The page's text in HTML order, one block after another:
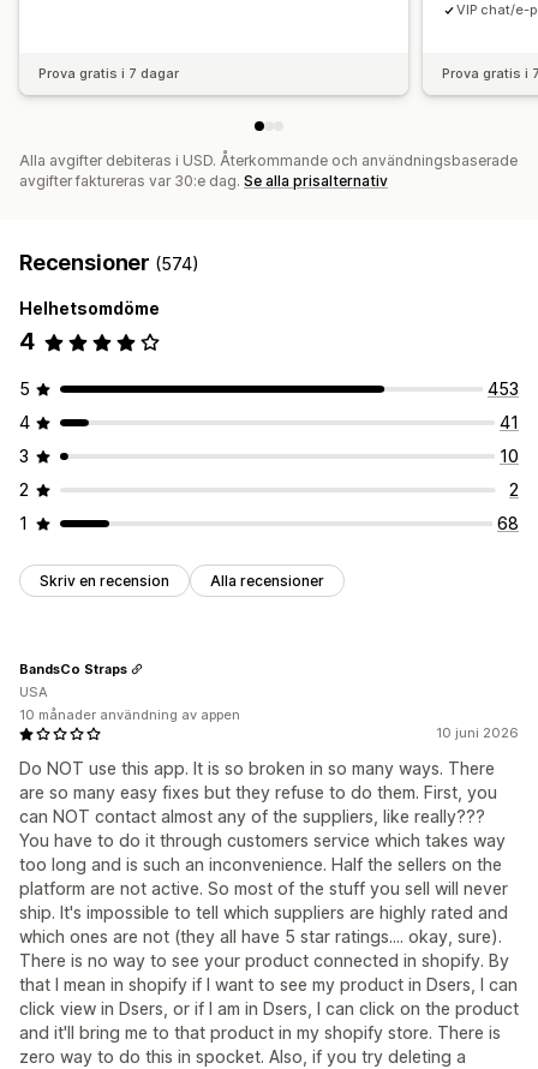
Prova gratis i 7 dagar
VIP chat/e-
Prova gratis i
Alla avgifter debiteras i USD. Återkommande och användningsbaserade
avgifter faktureras var 30:e dag. Se alla prisalternativ
Recensioner (574)
Helhetsomdöme
4
5
453
4
41
3
10
2
2
1
68
Skriv en recension Alla recensioner
10 juni 2026
Do NOT use this app. It is so broken in so many ways. There
are so many easy fixes but they refuse to do them. First, you
can NOT contact almost any of the suppliers, like really???
You have to do it through customers service which takes way
too long and is such an inconvenience. Half the sellers on the
platform are not active. So most of the stuff you sell will never
ship. It's impossible to tell which suppliers are highly rated and
which ones are not (they all have 5 star ratings.... okay, sure).
There is no way to see your product connected in shopify. By
that I mean in shopify if I want to see my product in Dsers, I can
click view in Dsers, or if I am in Dsers, I can click on the product
and it'll bring me to that product in my shopify store. There is
zero way to do this in spocket. Also, if you try deleting a
BandsCo Straps
USA
10 månader användning av appen